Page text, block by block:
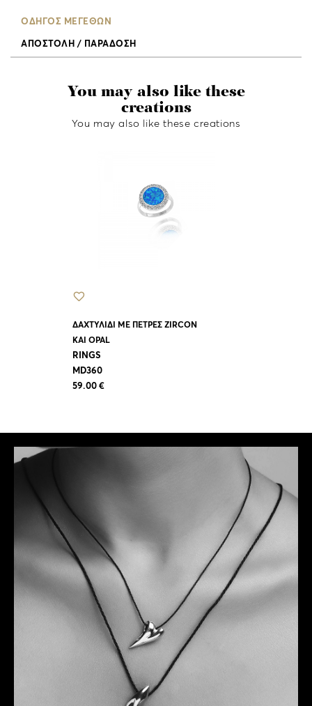
ΟΔΗΓΟΣ ΜΕΓΕΘΩΝ
ΑΠΟΣΤΟΛΗ / ΠΑΡΑΔΟΣΗ
You may also like these
creations
You may also like these creations
ΔΑΧΤΥΛΙΔΙ ΜΕ ΠΕΤΡΕΣ ZIRCON
KAI OPAL
RINGS
MD360
59.00 €